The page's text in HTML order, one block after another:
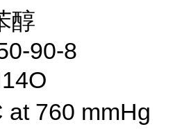
醇
90-8
at 760 mmHg